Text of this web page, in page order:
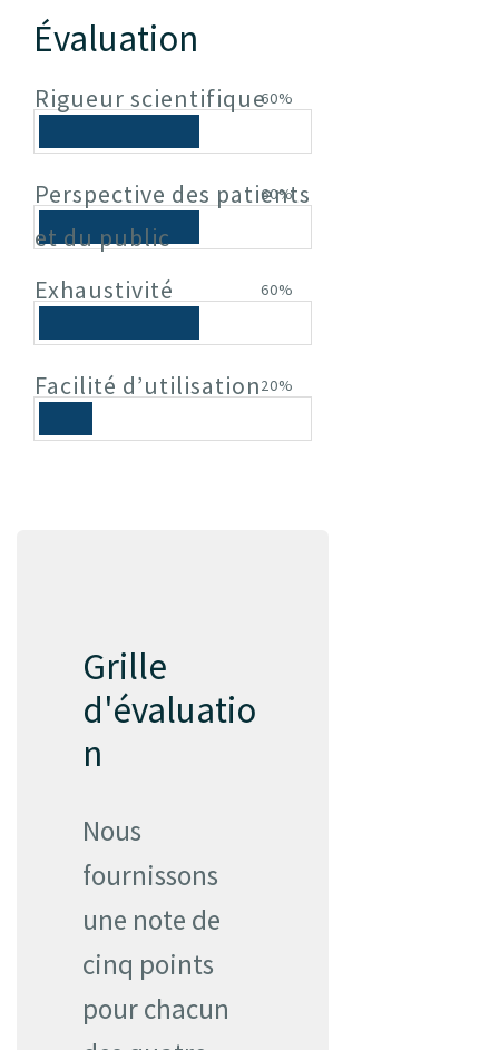
Évaluation
60%
Rigueur scientifique
60%
Perspective des patients
et du public
60%
Exhaustivité
20%
Facilité d’utilisation
Grille
d'évaluatio
n
Nous
fournissons
une note de
cinq points
pour chacun